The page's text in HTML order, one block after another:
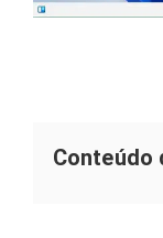
Conteúdo